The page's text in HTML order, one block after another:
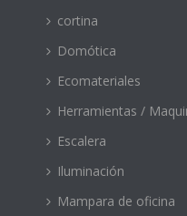
cortina
Domótica
Ecomateriales
Herramientas /
Escalera
Iluminación
Mampara de oficina